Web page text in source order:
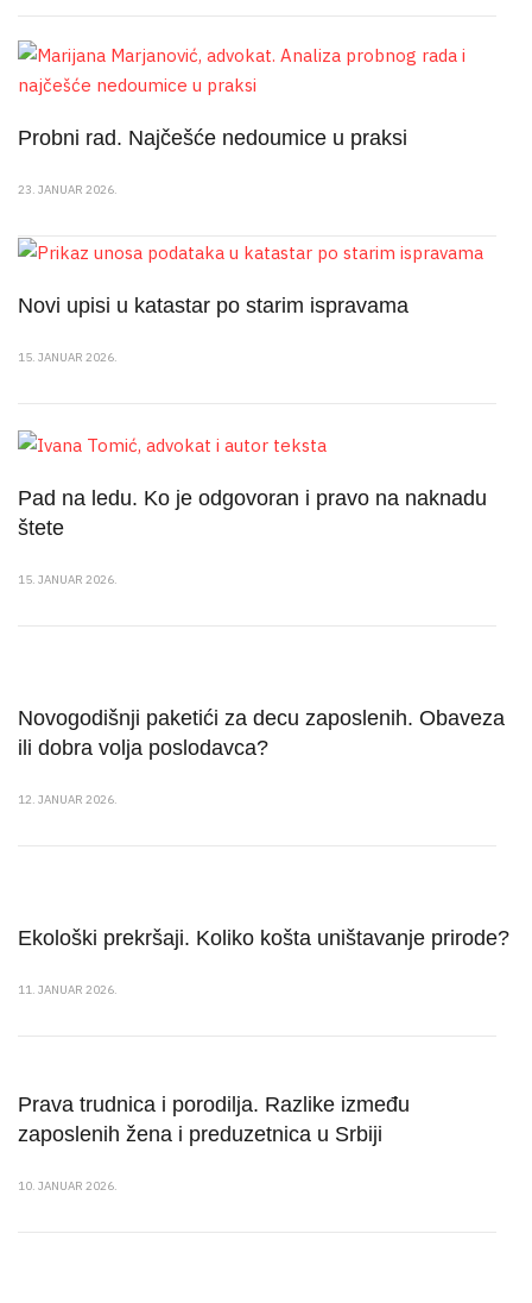
Probni rad. Najčešće nedoumice u praksi
23. JANUAR 2026.
Novi upisi u katastar po starim ispravama
15. JANUAR 2026.
Pad na ledu. Ko je odgovoran i pravo na naknadu
štete
15. JANUAR 2026.
Novogodišnji paketići za decu zaposlenih. Obaveza
ili dobra volja poslodavca?
12. JANUAR 2026.
Ekološki prekršaji. Koliko košta uništavanje prirode?
11. JANUAR 2026.
Prava trudnica i porodilja. Razlike između
zaposlenih žena i preduzetnica u Srbiji
10. JANUAR 2026.